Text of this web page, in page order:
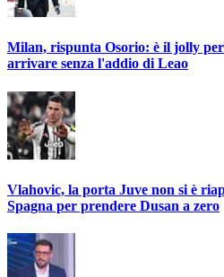
Milan, rispunta Osorio: è il jolly
arrivare senza l'addio di Leao
Vlahovic, la porta Juve non si è
Spagna per prendere Dusan a zero